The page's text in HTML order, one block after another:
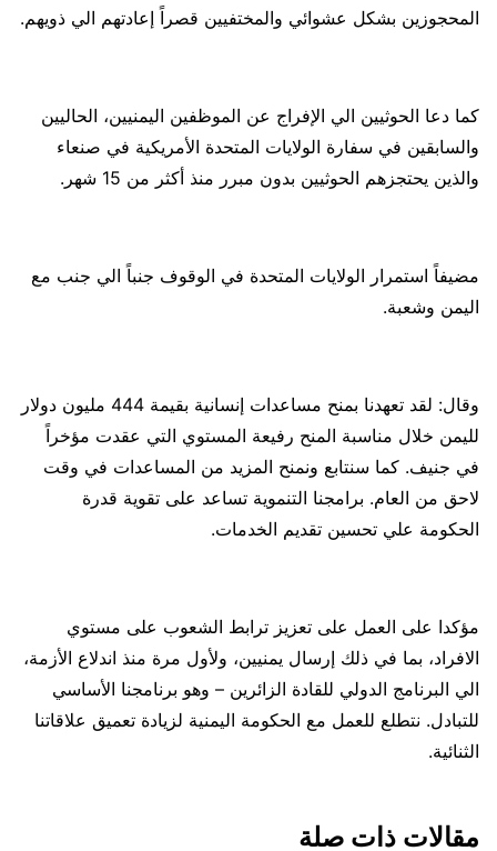
المحجوزين بشكل عشوائي والمختفيين قصراً إعادتهم الي ذويهم.
كما دعا الحوثيين الي الإفراج عن الموظفين اليمنيين، الحاليين
والسابقين في سفارة الولايات المتحدة الأمريكية في صنعاء
والذين يحتجزهم الحوثيين بدون مبرر منذ أكثر من 15 شهر.
مضيفاً استمرار الولايات المتحدة في الوقوف جنباً الي جنب مع
اليمن وشعبة.
وقال: لقد تعهدنا بمنح مساعدات إنسانية بقيمة 444 مليون دولار
لليمن خلال مناسبة المنح رفيعة المستوي التي عقدت مؤخراً
في جنيف. كما سنتابع ونمنح المزيد من المساعدات في وقت
لاحق من العام. برامجنا التنموية تساعد على تقوية قدرة
الحكومة علي تحسين تقديم الخدمات.
مؤكدا على العمل على تعزيز ترابط الشعوب على مستوي
الافراد، بما في ذلك إرسال يمنيين، ولأول مرة منذ اندلاع الأزمة،
الي البرنامج الدولي للقادة الزائرين – وهو برنامجنا الأساسي
للتبادل. نتطلع للعمل مع الحكومة اليمنية لزيادة تعميق علاقاتنا
الثنائية.
مقالات ذات صلة